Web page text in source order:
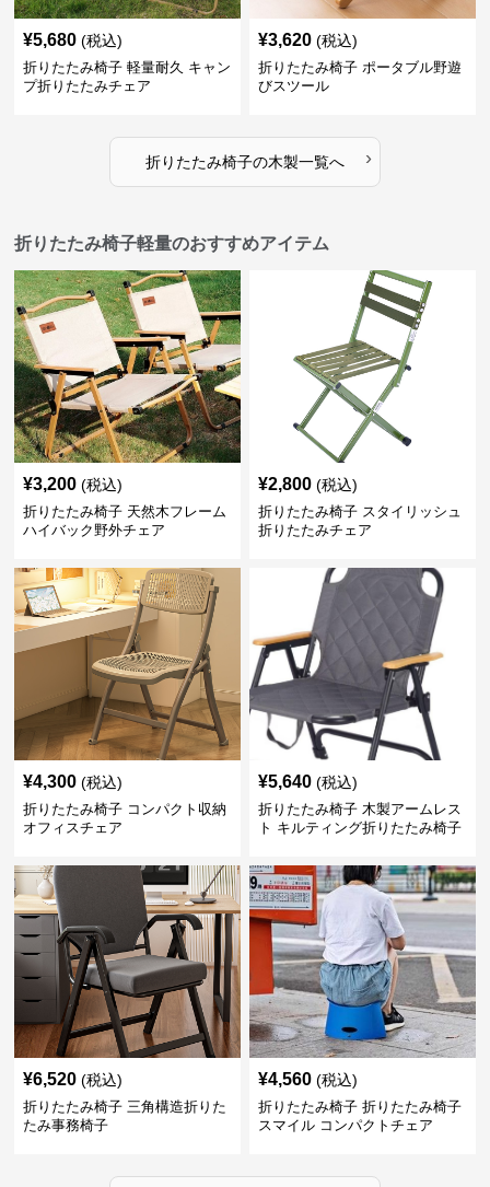
¥5,680 (税込)
折りたたみ椅子 軽量耐久 キャン
プ折りたたみチェア
¥3,620 (税込)
折りたたみ椅子 ポータブル野遊
びスツール
折りたたみ椅子の木製一覧へ ›
折りたたみ椅子軽量のおすすめアイテム
¥3,200 (税込)
折りたたみ椅子 天然木フレーム
ハイバック野外チェア
¥2,800 (税込)
折りたたみ椅子 スタイリッシュ
折りたたみチェア
¥4,300 (税込)
折りたたみ椅子 コンパクト収納
オフィスチェア
¥5,640 (税込)
折りたたみ椅子 木製アームレス
ト キルティング折りたたみ椅子
¥6,520 (税込)
折りたたみ椅子 三角構造折りた
たみ事務椅子
¥4,560 (税込)
折りたたみ椅子 折りたたみ椅子
スマイル コンパクトチェア